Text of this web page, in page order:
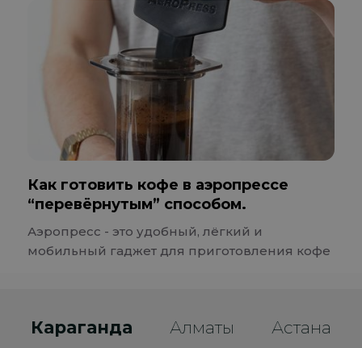
Как готовить кофе в аэропрессе
“перевёрнутым” способом.
Аэропресс - это удобный, лёгкий и
мобильный гаджет для приготовления кофе
Караганда Алматы Астана